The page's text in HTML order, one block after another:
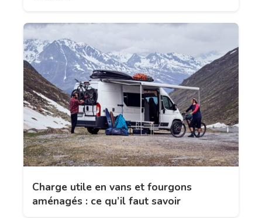
Charge utile en vans et fourgons
aménagés : ce qu’il faut savoir